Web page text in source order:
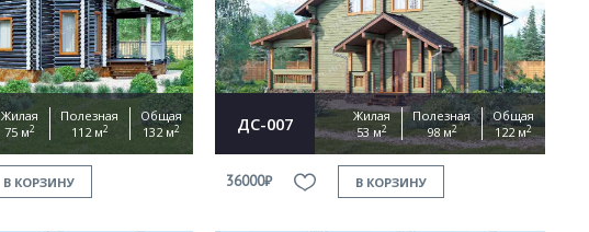
Жилая
75 м2
Полезная
112 м2
Общая
132 м2
В КОРЗИНУ
ДС-007
Жилая
53 м2
Полезная
98 м2
Общая
122 м2
36000₽ В КОРЗИНУ